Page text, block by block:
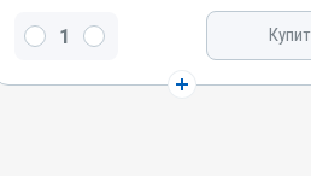
L-карнітин, Сорбіт, Бетаїн, Силімарин, Метіонін
Види тварин
ВРХ, Вівці, Кози, Свині, Коні, Собаки, Коти,